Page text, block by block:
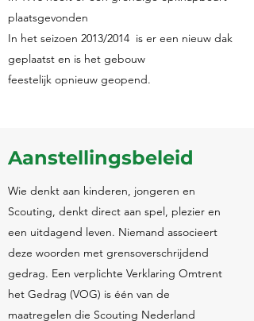
plaatsgevonden
In het seizoen 2013/2014 is er een nieuw dak
geplaatst en is het gebouw
feestelijk opnieuw geopend.
Aanstellingsbeleid
Wie denkt aan kinderen, jongeren en
Scouting, denkt direct aan spel, plezier en
een uitdagend leven. Niemand associeert
deze woorden met grensoverschrijdend
gedrag. Een verplichte Verklaring Omtrent
het Gedrag (VOG) is één van de
maatregelen die Scouting Nederland